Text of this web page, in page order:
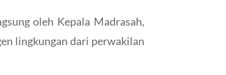
oleh Kepala Madrasah,
lingkungan dari perwakilan